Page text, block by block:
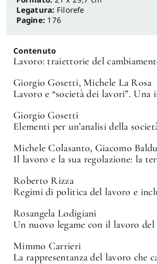
Legatura: Filorefe
Pagine: 176
Contenuto
Lavoro: traiettorie del
Giorgio Gosetti, Michele La Rosa
Lavoro e “società dei lavori”. Una
Giorgio Gosetti
Elementi per un’analisi della
Michele Colasanto, Giacomo
Il lavoro e la sua regolazione: la
Roberto Rizza
Regimi di politica del lavoro e
Rosangela Lodigiani
Un nuovo legame con il lavoro
Mimmo Carrieri
La rappresentanza del lavoro che